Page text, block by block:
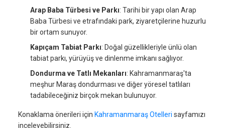
Arap Baba Türbesi ve Parkı: Tarihi bir yapı olan Arap
Baba Türbesi ve etrafındaki park, ziyaretçilerine huzurlu
bir ortam sunuyor.
Kapıçam Tabiat Parkı: Doğal güzellikleriyle ünlü olan
tabiat parkı, yürüyüş ve dinlenme imkanı sağlıyor.
Dondurma ve Tatlı Mekanları: Kahramanmaraş'ta
meşhur Maraş dondurması ve diğer yöresel tatlıları
tadabileceğiniz birçok mekan bulunuyor.
Konaklama önerileri için Kahramanmaraş Otelleri sayfamızı
inceleyebilirsiniz.